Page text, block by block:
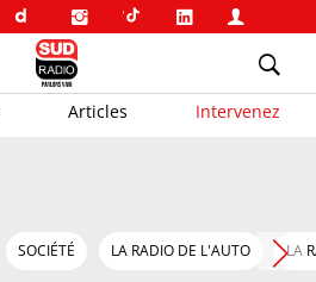
Articles Intervenez
SOCIÉTÉ LA RADIO DE L'AUTO LA